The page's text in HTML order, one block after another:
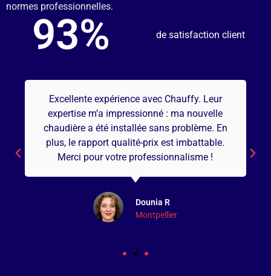
normes professionnelles.
de satisfaction client
93%
Excellente expérience avec Chauffy. Leur
expertise m’a impressionné : ma nouvelle
chaudière a été installée sans problème. En
plus, le rapport qualité-prix est imbattable.
Merci pour votre professionnalisme !
Dounia R
Montpellier